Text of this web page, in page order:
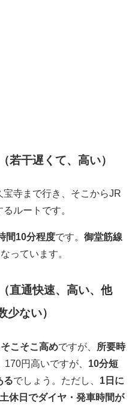
若干遅くて、高い）
寺まで行き、そこからJR
ルートです。
間10分程度です。 御堂筋線
っています。
直通快速、高い、他
少ない）
こそこ高めですが、
所要時
170円高いですが、 10分短
るでしょう。ただし、 1日に
休日でダイヤ・発車時間が